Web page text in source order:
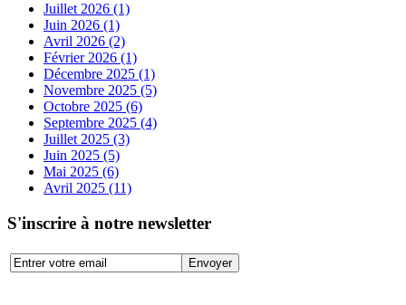
Juillet 2026 (1)
Juin 2026 (1)
Avril 2026 (2)
Février 2026 (1)
Décembre 2025 (1)
Novembre 2025 (5)
Octobre 2025 (6)
Septembre 2025 (4)
Juillet 2025 (3)
Juin 2025 (5)
Mai 2025 (6)
Avril 2025 (11)
S'inscrire à notre newsletter